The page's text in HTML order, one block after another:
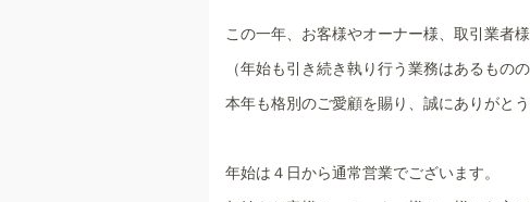
この一年、お客様やオーナー様、取引業者
（年始も引き続き執り行う業務はあるもの
本年も格別のご愛顧を賜り、誠にありがとう
年始は４日から通常営業でございます。